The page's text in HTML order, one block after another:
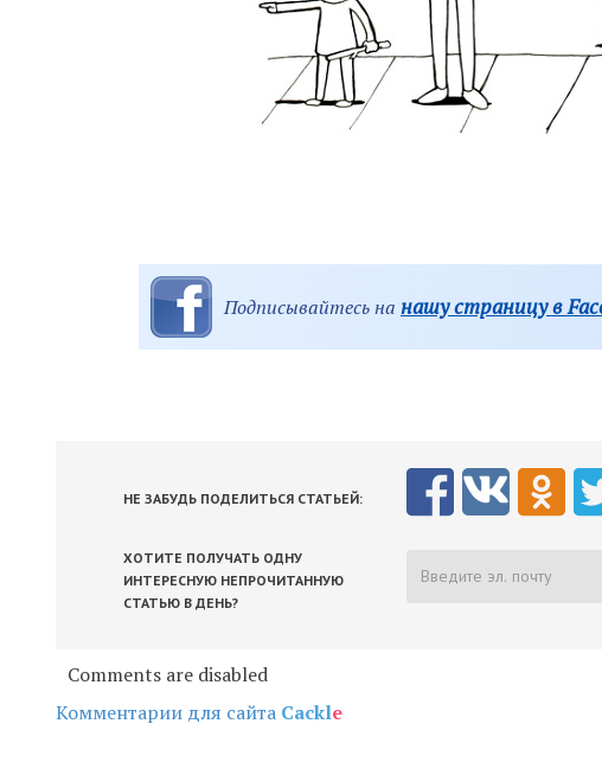
Подписывайтесь на нашу страницу в
НЕ ЗАБУДЬ ПОДЕЛИТЬСЯ СТАТЬЕЙ:
ХОТИТЕ ПОЛУЧАТЬ ОДНУ
ИНТЕРЕСНУЮ НЕПРОЧИТАННУЮ
СТАТЬЮ В ДЕНЬ?
Comments are disabled
Комментарии для сайта Cackle